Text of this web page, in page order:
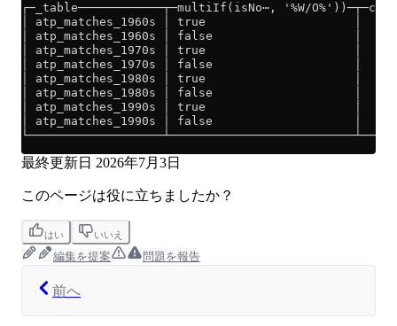
┌─_table────────────┬─multiIf(isNo⋯, '%W/
│ atp_matches_1960s │ true                     │
│ atp_matches_1960s │ false                    │
│ atp_matches_1970s │ true                     │
│ atp_matches_1970s │ false                    │
│ atp_matches_1980s │ true                     │
│ atp_matches_1980s │ false                    │
│ atp_matches_1990s │ true                     │
│ atp_matches_1990s │ false                    │
最終更新日 2026年7月3日
このページは役に立ちましたか？
はい いいえ
編集を提案 問題を報告
前へ